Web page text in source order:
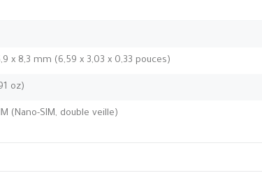
x 8,3 mm (6,59 x 3,03 x 0,33 pouces)
oz)
(Nano-SIM, double veille)